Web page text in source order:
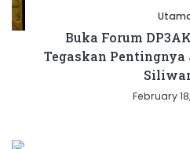
Buka Forum
Tegaskan
February